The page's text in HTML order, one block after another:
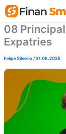
Skip
content
08
Expatries
Felipe Silverio/31.08.2025